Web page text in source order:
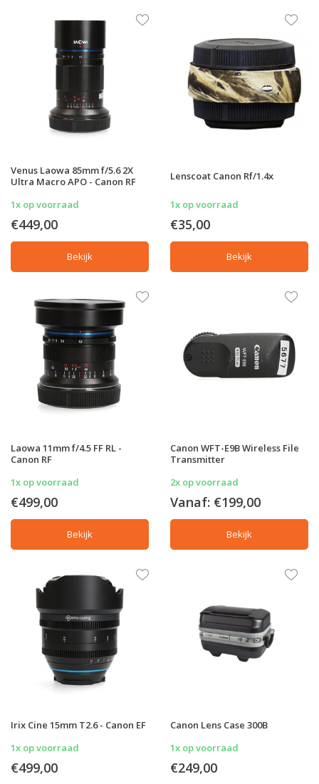
Venus Laowa 85mm f/5.6 2X
Ultra Macro APO - Canon RF
1x op voorraad
€449,00
Bekijk
Lenscoat Canon Rf/1.4x
1x op voorraad
€35,00
Bekijk
Laowa 11mm f/4.5 FF RL -
Canon RF
1x op voorraad
€499,00
Bekijk
Canon WFT-E9B Wireless File
Transmitter
2x op voorraad
Vanaf: €199,00
Bekijk
Irix Cine 15mm T2.6 - Canon EF
1x op voorraad
€499,00
Canon Lens Case 300B
1x op voorraad
€249,00